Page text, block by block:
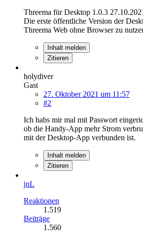
Threema für Desktop 1.0.3
Die erste öffentliche Version der
Threema Web ohne Browser zu
Inhalt melden
Zitieren
holydiver
Gast
27. Oktober 2021 um 11:57
#2
Ich habs mir mal mit Passwort
ob die Handy-App mehr Strom
mit der Desktop-App verbunden ist.
Inhalt melden
Zitieren
jnL
Reaktionen
1.519
Beiträge
1.560